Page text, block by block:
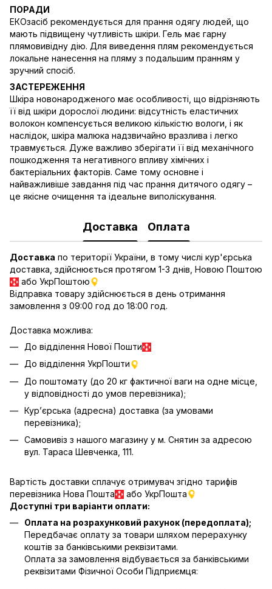
ПОРАДИ
ЕКОзасіб рекомендується для прання одягу людей, що
мають підвищену чутливість шкіри. Гель має гарну
плямовивідну дію. Для виведення плям рекомендується
локальне нанесення на пляму з подальшим пранням у
зручний спосіб.
ЗАСТЕРЕЖЕННЯ
Шкіра новонародженого має особливості, що відрізняють
її від шкіри дорослої людини: відсутність еластичних
волокон компенсується великою кількістю вологи, і як
наслідок, шкіра малюка надзвичайно вразлива і легко
травмується. Дуже важливо зберігати її від механічного
пошкодження та негативного впливу хімічних і
бактеріальних факторів. Саме тому основне і
найважливіше завдання під час прання дитячого одягу –
це якісне очищення та ідеальне виполіскування.
Доставка Оплата
Доставка по території України, в тому числі кур'єрська
доставка, здійснюється протягом 1-3 днів, Новою Поштою
або УкрПоштою
Відправка товару здійснюється в день отримання
замовлення з 09:00 год до 18:00 год.
Доставка можлива:
До відділення Нової Пошти
До відділення УкрПошти
До поштомату (до 20 кг фактичної ваги на одне місце,
у відповідності до умов перевізника);
Кур’єрська (адресна) доставка (за умовами
перевізника);
Самовивіз з нашого магазину у м. Снятин за адресою
вул. Тараса Шевченка, 111.
Вартість доставки сплачує отримувач згідно тарифів
перевізника Нова Пошта
або УкрПошта
Доступні три варіанти оплати:
Оплата на розрахунковий рахунок (передоплата);
Передбачає оплату за товари шляхом перерахунку
коштів за банківськими реквізитами.
Оплата за замовлення відбувається за банківськими
реквізитами Фізичної Особи Підприємця: